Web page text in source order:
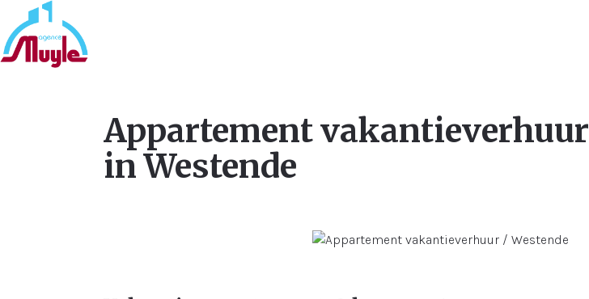
Appartement vakantieverhuur
in Westende